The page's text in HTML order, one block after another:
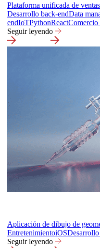
Plataforma unificada de
Desarrollo back-endData
endIoTPythonReactComercio
Seguir leyendo
Aplicación de dibujo de
EntretenimientoiOS
Seguir leyendo